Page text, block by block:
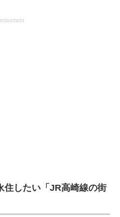
住したい「JR高崎線の街